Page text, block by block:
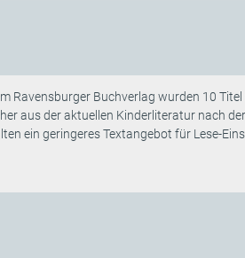
Ravensburger Buchverlag wurden 10
aus der aktuellen Kinderliteratur nach
ein geringeres Textangebot für Lese-